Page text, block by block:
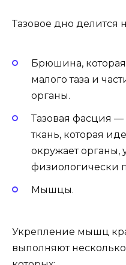
Тазовое дно делится
Брюшина,
малого таза и
органы.
Тазовая фасция
ткань, которая
окружает органы,
физиологически
Мышцы.
Укрепление мышц
выполняют